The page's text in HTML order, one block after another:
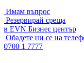
Имам въпрос
Резервирай среща
в EVN Бизнес център
Обадете ни се на
0700 1 7777